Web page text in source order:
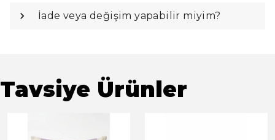
İade veya değişim yapabilir miyim?
Tavsiye Ürünler